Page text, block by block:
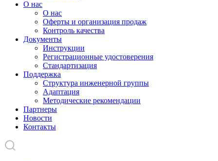
О нас
О нас
Оферты и организация продаж
Контроль качества
Документы
Инструкции
Регистрационные удостоверения
Стандартизация
Поддержка
Структура инженерной группы
Адаптация
Методические рекомендации
Партнеры
Новости
Контакты